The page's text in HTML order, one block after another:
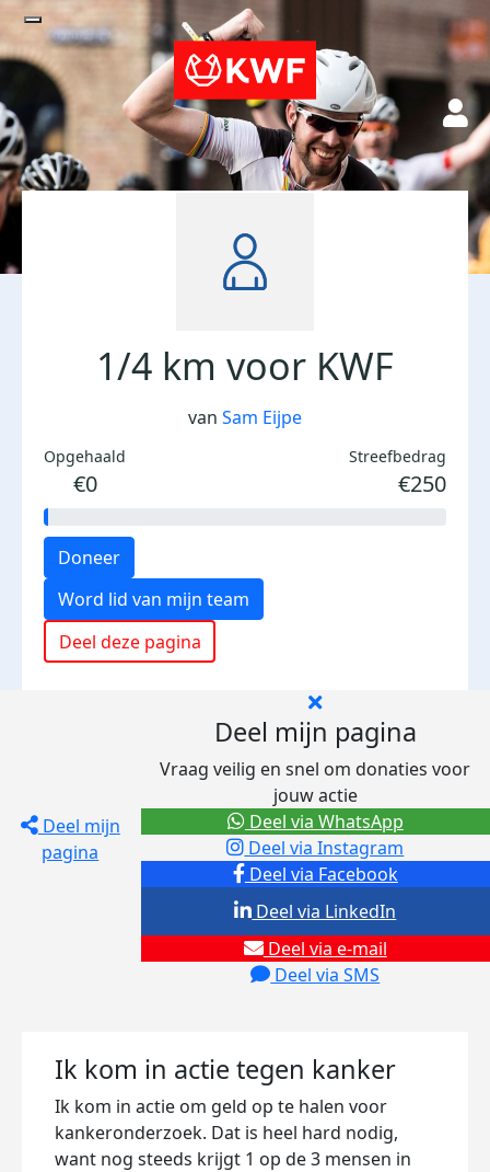
1/4 km voor KWF
van Sam Eijpe
Opgehaald
€0
Streefbedrag
€250
Doneer
Word lid van mijn team
Deel deze pagina
Deel mijn
pagina
Deel mijn pagina
Vraag veilig en snel om donaties voor
jouw actie
Deel via Facebook
Deel via Instagram
Deel via e-mail
Deel via SMS
Deel via LinkedIn
Deel via WhatsApp
Ik kom in actie tegen kanker
Ik kom in actie om geld op te halen voor
kankeronderzoek. Dat is heel hard nodig,
want nog steeds krijgt 1 op de 3 mensen in